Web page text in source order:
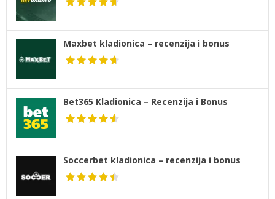
Maxbet kladionica – recenzija i bonus
Bet365 Kladionica – Recenzija i Bonus
Soccerbet kladionica – recenzija i bonus